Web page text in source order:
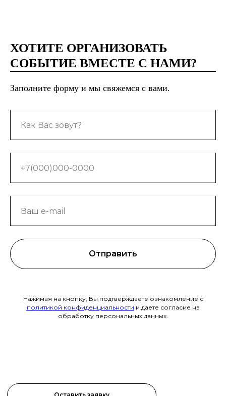
ХОТИТЕ ОРГАНИЗОВАТЬ
СОБЫТИЕ ВМЕСТЕ С НАМИ?
Заполните форму и мы свяжемся с вами.
Отправить
Нажимая на кнопку, Вы подтверждаете ознакомление с
политикой конфиденциальности и даете согласие на
обработку персональных данных.